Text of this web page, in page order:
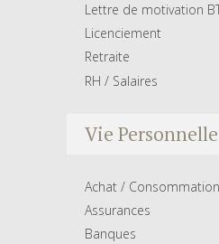
Lettre de motivation
Licenciement
Retraite
RH / Salaires
Vie Personnelle
Achat /
Assurances
Banques